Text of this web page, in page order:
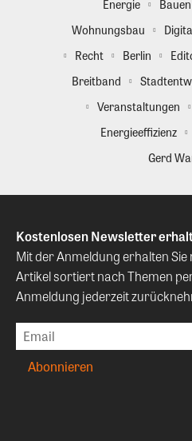
Energie Bauen
Wohnungsbau
Recht
Berlin
Breitband
Veranstaltungen
Energieeffizienz
Gerd
Kostenlosen Newsletter
Mit der Anmeldung erhalten
Artikel sortiert nach Themen
Anmeldung jederzeit